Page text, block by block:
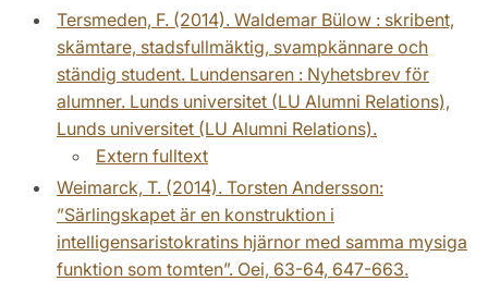
Tersmeden, F. (2014). Waldemar Bülow : skribent,
skämtare, stadsfullmäktig, svampkännare och
ständig student. Lundensaren : Nyhetsbrev för
alumner. Lunds universitet (LU Alumni Relations),
Lunds universitet (LU Alumni Relations).
Extern fulltext
Weimarck, T. (2014). Torsten Andersson:
”Särlingskapet är en konstruktion i
intelligensaristokratins hjärnor med samma mysiga
funktion som tomten”. Oei, 63-64, 647-663.